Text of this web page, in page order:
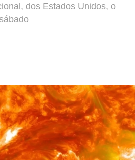
dos Estados Unidos, o